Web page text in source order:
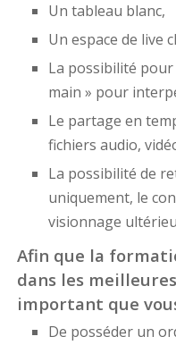
Un tableau blanc,
Un espace de live
La possibilité pour
main » pour
Le partage en
fichiers audio,
La possibilité de
uniquement, le
visionnage
Afin que la
dans les
important que
De posséder un